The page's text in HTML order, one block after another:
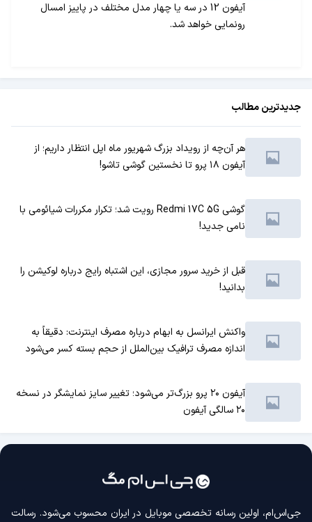
آیفون 12 در سه یا چهار مدل مختلف در پاییز امسال
رونمایی خواهد شد.
جدیدترین مطالب
هر آن‌چه از رویداد بزرگ شهریور ماه اپل انتظار داریم؛ از
آیفون ۱۸ پرو تا نخستین گوشی تاشو!
گوشی Redmi 17C 5G رویت شد؛ تکرار مکررات شیائومی با
نامی جدید!
قبل از خرید سرور مجازی، این اشتباه رایج درباره لوکیشن را
بدانید!
واکنش ایرانسل به ابهام درباره مصرف اینترنت: دقیقاً به
اندازه مصرف ترافیک بین‌الملل از حجم بسته کسر می‌شود
آیفون ۲۰ پرو بزرگ‌تر می‌شود؛ تغییر سایز نمایشگر در نسخه
۲۰ سالگی آیفون
جی‌اس‌ام، اولین رسانه‌ تخصصی موبایل در ایران محسوب می‌شود. رسالت